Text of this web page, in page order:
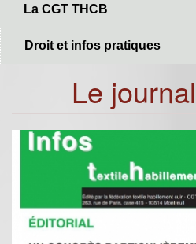
La CGT THCB
Droit et infos pratiques
Le